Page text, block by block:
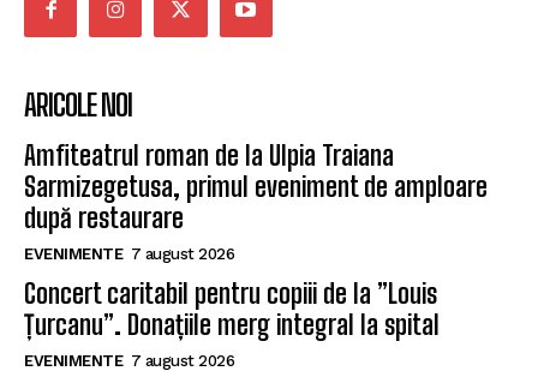
ARICOLE NOI
Amfiteatrul roman de la Ulpia Traiana
Sarmizegetusa, primul eveniment de amploare
după restaurare
EVENIMENTE 7 august 2026
Concert caritabil pentru copiii de la ”Louis
Țurcanu”. Donațiile merg integral la spital
EVENIMENTE 7 august 2026